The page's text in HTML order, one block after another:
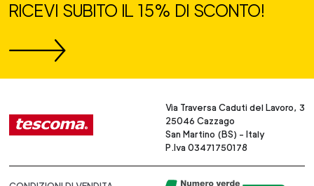
RICEVI SUBITO IL 15% DI SCONTO!
Via Traversa Caduti del Lavoro, 3
25046 Cazzago
San Martino (BS) - Italy
P.Iva 03471750178